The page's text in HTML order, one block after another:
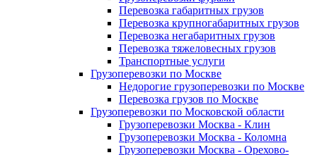
Перевозка габаритных грузов
Перевозка крупногабаритных грузов
Перевозка негабаритных грузов
Перевозка тяжеловесных грузов
Транспортные услуги
Грузоперевозки по Москве
Недорогие грузоперевозки по Москве
Перевозка грузов по Москве
Грузоперевозки по Московской области
Грузоперевозки Москва - Клин
Грузоперевозки Москва - Коломна
Грузоперевозки Москва - Орехово-